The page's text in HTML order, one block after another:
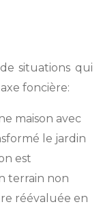
situations qui
foncière:
maison avec
le jardin
est
terrain non
réévaluée en